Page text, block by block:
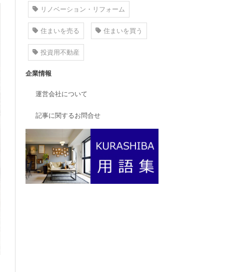
リノベーション・リフォーム
住まいを売る 住まいを買う
投資用不動産
企業情報
運営会社について
記事に関するお問合せ